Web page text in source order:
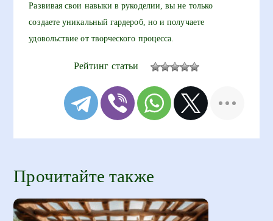
Развивая свои навыки в рукоделии, вы не только
создаете уникальный гардероб, но и получаете
удовольствие от творческого процесса.
Рейтинг статьи
Прочитайте также